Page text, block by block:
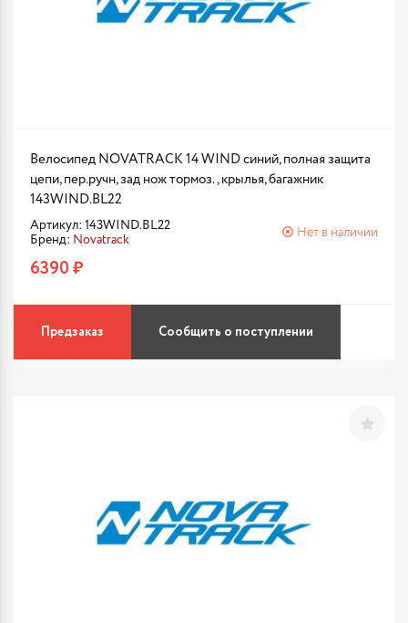
Велосипед NOVATRACK 14 WIND синий, полная защита
цепи, пер.ручн, зад нож тормоз., крылья, багажник
143WIND.BL22
Артикул: 143WIND.BL22
Бренд: Novatrack
Нет в наличии
6390 ₽
Предзаказ Сообщить о поступлении